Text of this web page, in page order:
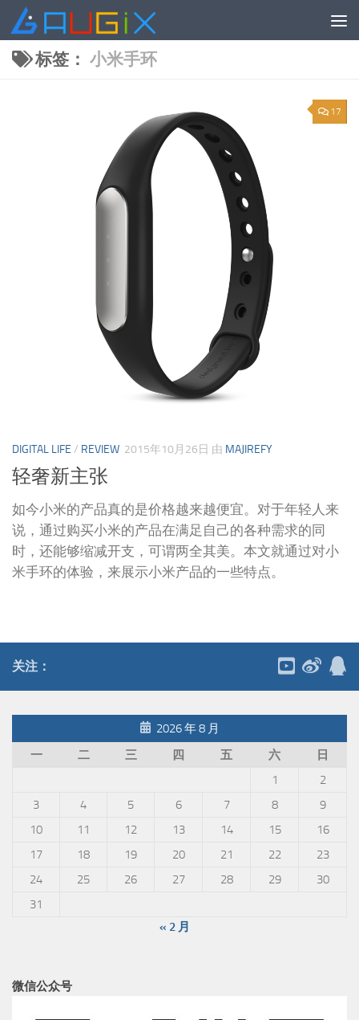
跳至内容
标签： 小米手环
17
DIGITAL LIFE / REVIEW 2015年10月26日 由 MAJIREFY
轻奢新主张
如今小米的产品真的是价格越来越便宜。对于年轻人来
说，通过购买小米的产品在满足自己的各种需求的同
时，还能够缩减开支，可谓两全其美。本文就通过对小
米手环的体验，来展示小米产品的一些特点。
关注：
2026 年 8 月
一
二 三 四 五 六
日
1
2
3
4 5 6 7 8
9
10
11 12 13 14 15
16
17
18 19 20 21 22
23
24
25 26 27 28 29
30
31
« 2 月
微信公众号